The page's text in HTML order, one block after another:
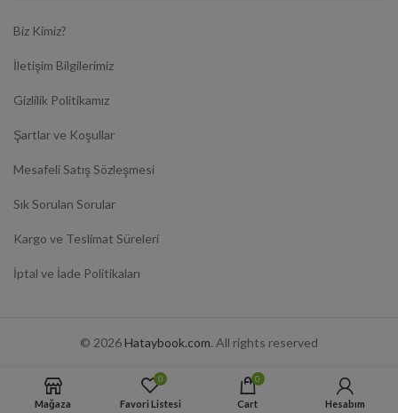
Biz Kimiz?
İletişim Bilgilerimiz
Gizlilik Politikamız
Şartlar ve Koşullar
Mesafeli Satış Sözleşmesi
Sık Sorulan Sorular
Kargo ve Teslimat Süreleri
İptal ve İade Politikaları
© 2026 Hataybook.com. All rights reserved
Mağaza
0
Favori Listesi
0
Cart Hesabım